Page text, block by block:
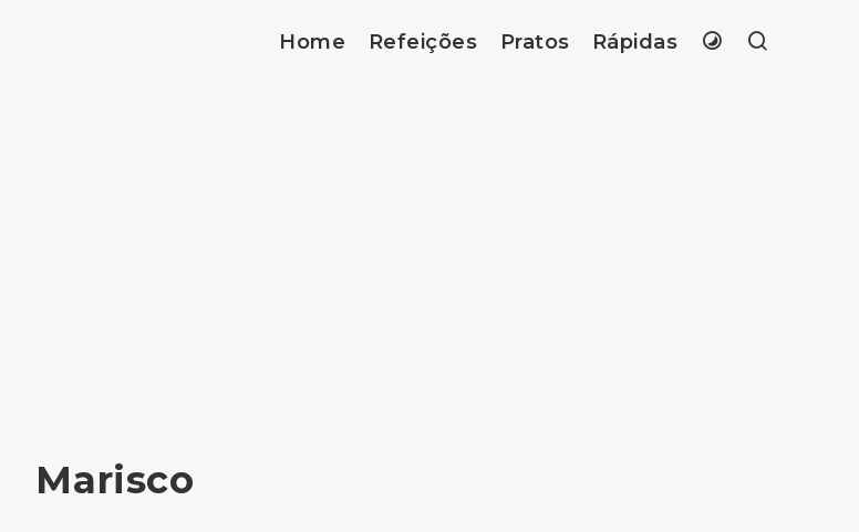
Home Refeições Pratos Rápidas
Marisco